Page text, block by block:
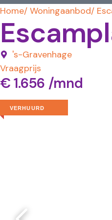
Home/ Woningaanbod/
's-Gravenhage
Vraagprijs
€ 1.656 /mnd
VERHUURD